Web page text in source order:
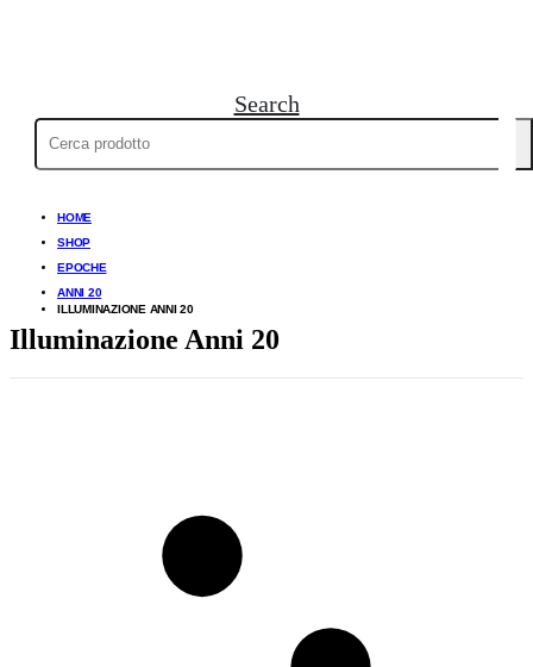
Search
Cerca:
HOME
SHOP
EPOCHE
ANNI 20
ILLUMINAZIONE ANNI 20
Illuminazione Anni 20